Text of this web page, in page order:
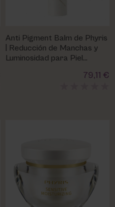
Anti Pigment Balm de Phyris
| Reducción de Manchas y
Luminosidad para Piel
79,11 €